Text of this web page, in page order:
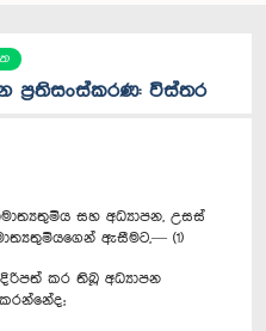
ප්‍රතිසංස්කරණ: විස්තර
සහ අධ්‍යාපන, උසස්
ඇසීමට,— (1)
කර තිබූ අධ්‍යාපන